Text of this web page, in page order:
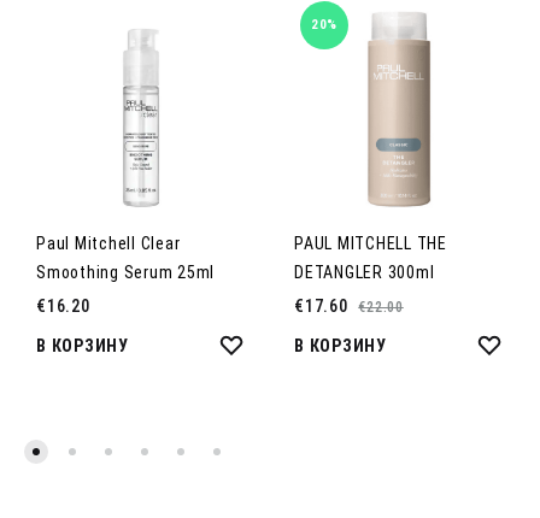
Paul Mitchell Clear
Smoothing Serum 25ml
€16.20
В КОРЗИНУ
ДОБАВИТЬ
20%
PAUL MITCHELL THE
DETANGLER 300ml
€17.60 €22.00
В КОРЗИНУ